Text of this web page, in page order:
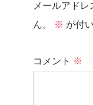
メールアド
ん。
※ が付
コメント ※